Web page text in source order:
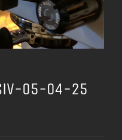
05-04-25